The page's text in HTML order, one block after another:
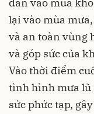
lại vào mùa
và an toàn vùng
và góp sức của
Vào thời điểm
tình hình mưa
sức phức tạp,